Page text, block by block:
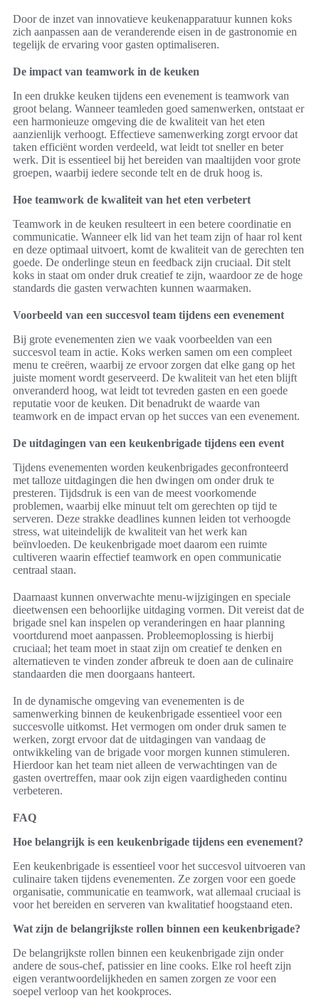
Door de inzet van innovatieve keukenapparatuur kunnen koks
zich aanpassen aan de veranderende eisen in de gastronomie en
tegelijk de ervaring voor gasten optimaliseren.
De impact van teamwork in de keuken
In een drukke keuken tijdens een evenement is teamwork van
groot belang. Wanneer teamleden goed samenwerken, ontstaat er
een harmonieuze omgeving die de kwaliteit van het eten
aanzienlijk verhoogt. Effectieve samenwerking zorgt ervoor dat
taken efficiënt worden verdeeld, wat leidt tot sneller en beter
werk. Dit is essentieel bij het bereiden van maaltijden voor grote
groepen, waarbij iedere seconde telt en de druk hoog is.
Hoe teamwork de kwaliteit van het eten verbetert
Teamwork in de keuken resulteert in een betere coordinatie en
communicatie. Wanneer elk lid van het team zijn of haar rol kent
en deze optimaal uitvoert, komt de kwaliteit van de gerechten ten
goede. De onderlinge steun en feedback zijn cruciaal. Dit stelt
koks in staat om onder druk creatief te zijn, waardoor ze de hoge
standards die gasten verwachten kunnen waarmaken.
Voorbeeld van een succesvol team tijdens een evenement
Bij grote evenementen zien we vaak voorbeelden van een
succesvol team in actie. Koks werken samen om een compleet
menu te creëren, waarbij ze ervoor zorgen dat elke gang op het
juiste moment wordt geserveerd. De kwaliteit van het eten blijft
onveranderd hoog, wat leidt tot tevreden gasten en een goede
reputatie voor de keuken. Dit benadrukt de waarde van
teamwork en de impact ervan op het succes van een evenement.
De uitdagingen van een keukenbrigade tijdens een event
Tijdens evenementen worden keukenbrigades geconfronteerd
met talloze uitdagingen die hen dwingen om onder druk te
presteren. Tijdsdruk is een van de meest voorkomende
problemen, waarbij elke minuut telt om gerechten op tijd te
serveren. Deze strakke deadlines kunnen leiden tot verhoogde
stress, wat uiteindelijk de kwaliteit van het werk kan
beïnvloeden. De keukenbrigade moet daarom een ruimte
cultiveren waarin effectief teamwork en open communicatie
centraal staan.
Daarnaast kunnen onverwachte menu-wijzigingen en speciale
dieetwensen een behoorlijke uitdaging vormen. Dit vereist dat de
brigade snel kan inspelen op veranderingen en haar planning
voortdurend moet aanpassen. Probleemoplossing is hierbij
cruciaal; het team moet in staat zijn om creatief te denken en
alternatieven te vinden zonder afbreuk te doen aan de culinaire
standaarden die men doorgaans hanteert.
In de dynamische omgeving van evenementen is de
samenwerking binnen de keukenbrigade essentieel voor een
succesvolle uitkomst. Het vermogen om onder druk samen te
werken, zorgt ervoor dat de uitdagingen van vandaag de
ontwikkeling van de brigade voor morgen kunnen stimuleren.
Hierdoor kan het team niet alleen de verwachtingen van de
gasten overtreffen, maar ook zijn eigen vaardigheden continu
verbeteren.
FAQ
Hoe belangrijk is een keukenbrigade tijdens een evenement?
Een keukenbrigade is essentieel voor het succesvol uitvoeren van
culinaire taken tijdens evenementen. Ze zorgen voor een goede
organisatie, communicatie en teamwork, wat allemaal cruciaal is
voor het bereiden en serveren van kwalitatief hoogstaand eten.
Wat zijn de belangrijkste rollen binnen een keukenbrigade?
De belangrijkste rollen binnen een keukenbrigade zijn onder
andere de sous-chef, patissier en line cooks. Elke rol heeft zijn
eigen verantwoordelijkheden en samen zorgen ze voor een
soepel verloop van het kookproces.